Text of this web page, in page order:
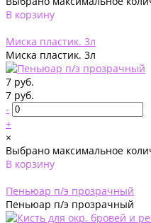
В корзину
Миска пластик. 3л
Миска пластик. 3л
7 руб.
7 руб.
-
+
×
Выбрано максимальное
В корзину
Пеньюар п/э прозрачный
Пеньюар п/э прозрачный